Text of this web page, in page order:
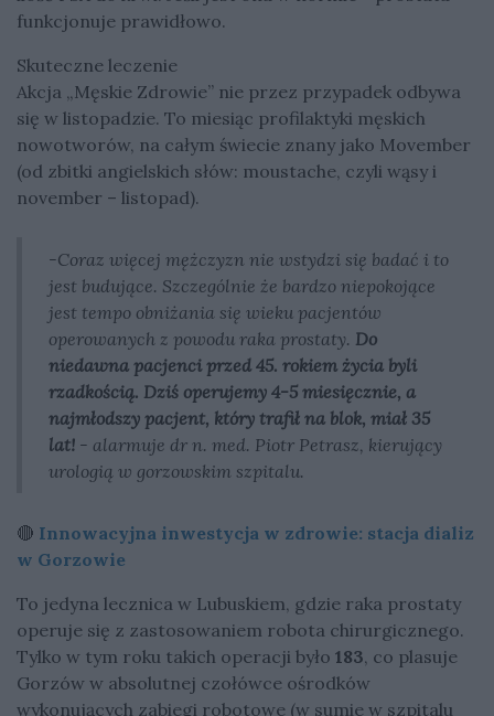
funkcjonuje prawidłowo.
Skuteczne leczenie
Akcja „Męskie Zdrowie” nie przez przypadek odbywa
się w listopadzie. To miesiąc profilaktyki męskich
nowotworów, na całym świecie znany jako Movember
(od zbitki angielskich słów: moustache, czyli wąsy i
november – listopad).
-Coraz więcej mężczyzn nie wstydzi się badać i to
jest budujące. Szczególnie że bardzo niepokojące
jest tempo obniżania się wieku pacjentów
operowanych z powodu raka prostaty. Do
niedawna pacjenci przed 45. rokiem życia byli
rzadkością. Dziś operujemy 4-5 miesięcznie, a
najmłodszy pacjent, który trafił na blok, miał 35
lat! - alarmuje dr n. med. Piotr Petrasz, kierujący
urologią w gorzowskim szpitalu.
🔴 Innowacyjna inwestycja w zdrowie: stacja dializ
w Gorzowie
To jedyna lecznica w Lubuskiem, gdzie raka prostaty
operuje się z zastosowaniem robota chirurgicznego.
Tylko w tym roku takich operacji było 183, co plasuje
Gorzów w absolutnej czołówce ośrodków
wykonujących zabiegi robotowe (w sumie w szpitalu